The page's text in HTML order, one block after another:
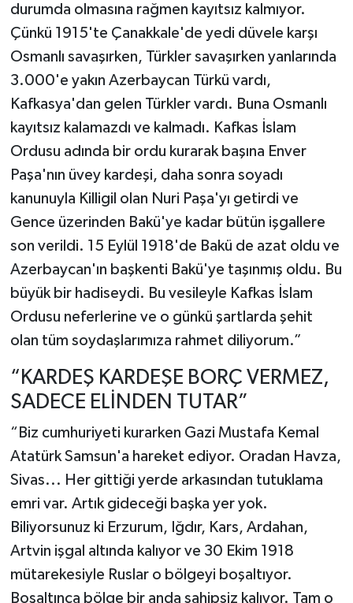
durumda olmasına rağmen kayıtsız kalmıyor.
Çünkü 1915'te Çanakkale'de yedi düvele karşı
Osmanlı savaşırken, Türkler savaşırken yanlarında
3.000'e yakın Azerbaycan Türkü vardı,
Kafkasya'dan gelen Türkler vardı. Buna Osmanlı
kayıtsız kalamazdı ve kalmadı. Kafkas İslam
Ordusu adında bir ordu kurarak başına Enver
Paşa'nın üvey kardeşi, daha sonra soyadı
kanunuyla Killigil olan Nuri Paşa'yı getirdi ve
Gence üzerinden Bakü'ye kadar bütün işgallere
son verildi. 15 Eylül 1918'de Bakü de azat oldu ve
Azerbaycan'ın başkenti Bakü'ye taşınmış oldu. Bu
büyük bir hadiseydi. Bu vesileyle Kafkas İslam
Ordusu neferlerine ve o günkü şartlarda şehit
olan tüm soydaşlarımıza rahmet diliyorum.”
“KARDEŞ KARDEŞE BORÇ VERMEZ,
SADECE ELİNDEN TUTAR”
“Biz cumhuriyeti kurarken Gazi Mustafa Kemal
Atatürk Samsun'a hareket ediyor. Oradan Havza,
Sivas... Her gittiği yerde arkasından tutuklama
emri var. Artık gideceği başka yer yok.
Biliyorsunuz ki Erzurum, Iğdır, Kars, Ardahan,
Artvin işgal altında kalıyor ve 30 Ekim 1918
mütarekesiyle Ruslar o bölgeyi boşaltıyor.
Boşaltınca bölge bir anda sahipsiz kalıyor. Tam o